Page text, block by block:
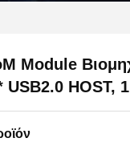
Module
USB2.0 HOST,